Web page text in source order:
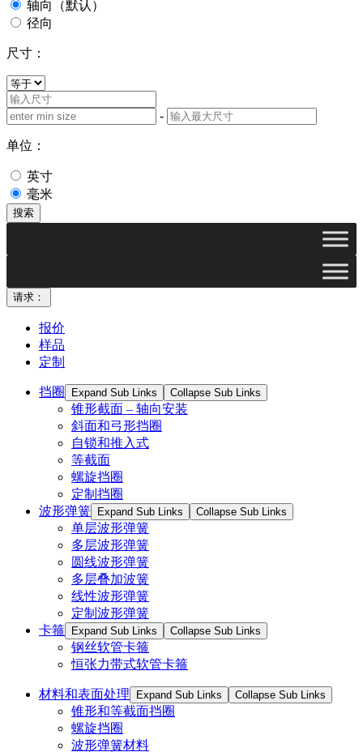
轴向（默认）
径向
尺寸：
-
单位：
英寸
毫米
搜索
请求：
报价
样品
定制
挡圈 Expand Sub Links Collapse Sub Links
锥形截面 – 轴向安装
斜面和弓形挡圈
自锁和推入式
等截面
螺旋挡圈
定制挡圈
波形弹簧
Expand Sub Links Collapse Sub Links
单层波形弹簧
多层波形弹簧
圆线波形弹簧
多层叠加波簧
线性波形弹簧
定制波形弹簧
卡箍
Expand Sub Links Collapse Sub Links
钢丝软管卡箍
恒张力带式软管卡箍
材料和表面处理 Expand Sub Links Collapse Sub Links
锥形和等截面挡圈
螺旋挡圈
波形弹簧材料